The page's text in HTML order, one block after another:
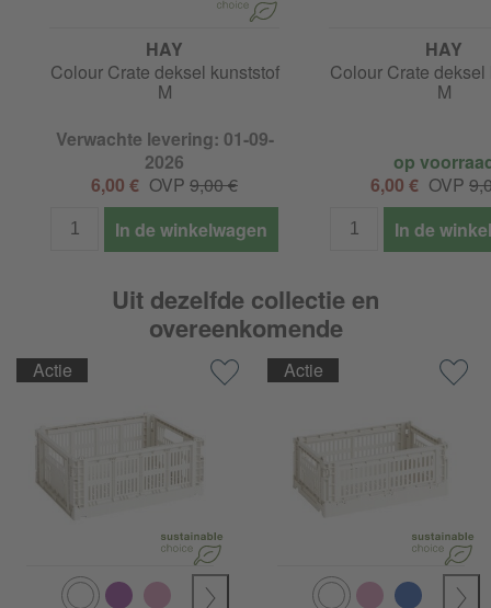
HAY
Colour Crate deksel kunststof
M
Verwachte levering: 01-09-
2026
6,00 € OVP 9,00 €
In de winkelwagen
HAY
Colour Crate deksel
M
op
6,00 € OVP
In de
Uit dezelfde collectie en
overeenkomende
Actie Actie